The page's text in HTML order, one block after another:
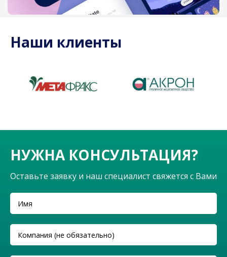
Наши клиенты
НУЖНА КОНСУЛЬТАЦИЯ?
Оставьте заявку и наш специалист свяжется с Вами